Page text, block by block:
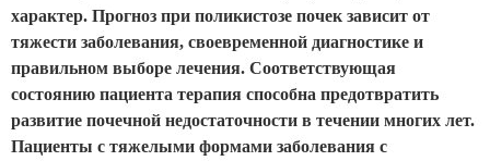
характер. Прогноз при поликистозе почек зависит от
тяжести заболевания, своевременной диагностике и
правильном выборе лечения. Соответствующая
состоянию пациента терапия способна предотвратить
развитие почечной недостаточности в течении многих лет.
Пациенты с тяжелыми формами заболевания с